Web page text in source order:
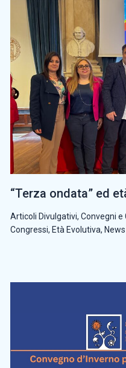
“Terza ondata” ed
Articoli Divulgativi, Convegni e
Congressi, Età Evolutiva, News